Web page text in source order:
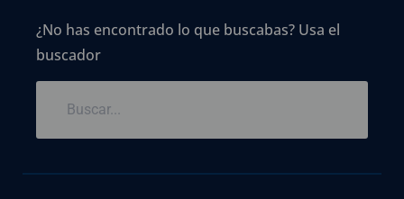
¿No has encontrado lo que buscabas? Usa el
buscador